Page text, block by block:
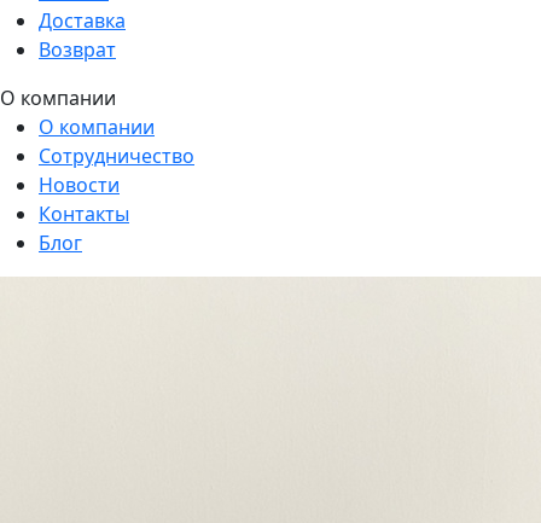
Доставка
Возврат
О компании
О компании
Сотрудничество
Новости
Контакты
Блог